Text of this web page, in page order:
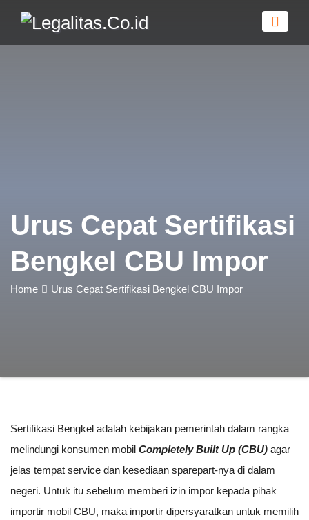
Urus Cepat Sertifikasi
Bengkel CBU Impor
Home Urus Cepat Sertifikasi Bengkel CBU Impor
Sertifikasi Bengkel adalah kebijakan pemerintah dalam rangka
melindungi konsumen mobil Completely Built Up (CBU) agar
jelas tempat service dan kesediaan sparepart-nya di dalam
negeri. Untuk itu sebelum memberi izin impor kepada pihak
importir mobil CBU, maka importir dipersyaratkan untuk memilih